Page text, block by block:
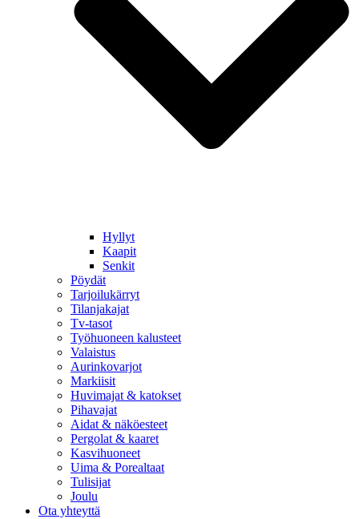
Hyllyt
Kaapit
Senkit
Pöydät
Tarjoilukärryt
Tilanjakajat
Tv-tasot
Työhuoneen kalusteet
Valaistus
Aurinkovarjot
Markiisit
Huvimajat & katokset
Pihavajat
Aidat & näköesteet
Pergolat & kaaret
Kasvihuoneet
Uima & Porealtaat
Tulisijat
Joulu
Ota yhteyttä